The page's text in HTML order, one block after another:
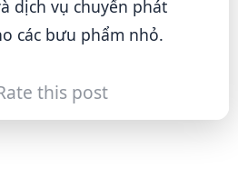
dịch vụ chuyển phát
các bưu phẩm nhỏ.
this post